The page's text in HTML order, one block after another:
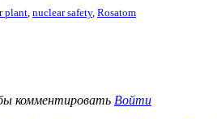
plant, nuclear safety, Rosatom
комментировать Войти